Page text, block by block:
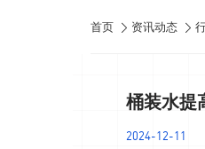
首页 资讯动态
桶装水提
2024-12-11